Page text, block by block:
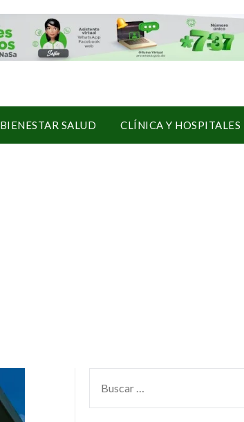
BIENESTAR SALUD CLÍNICA Y HOSPITALES